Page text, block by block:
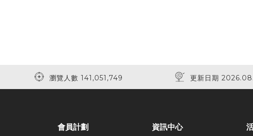
瀏覽人數 141,051,749 更新日期
會員計劃 資訊中心